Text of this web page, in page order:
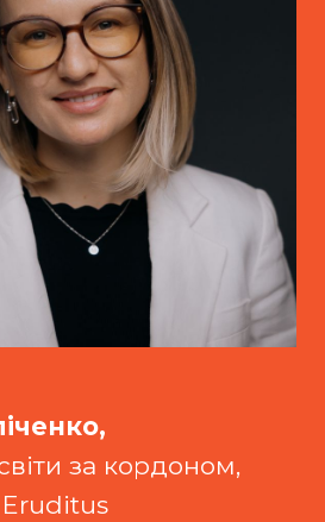
за кордоном,
Eruditus